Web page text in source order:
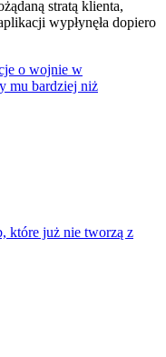
stratą klienta,
wypłynęła dopiero
o wojnie w
mu bardziej niż
które już nie tworzą z